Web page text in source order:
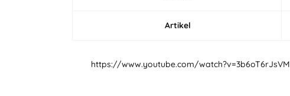
Artikel
https://www.youtube.com/watch?v=3b6oT6rJsVM